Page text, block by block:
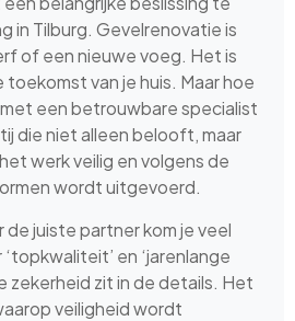
in Tilburg. Gevelrenovatie is
of een nieuwe voeg. Het is
van je huis. Maar hoe
een betrouwbare specialist
die niet alleen belooft, maar
werk veilig en volgens de
wordt uitgevoerd.
juiste partner kom je veel
en ‘jarenlange
zekerheid zit in de details. Het
veiligheid wordt